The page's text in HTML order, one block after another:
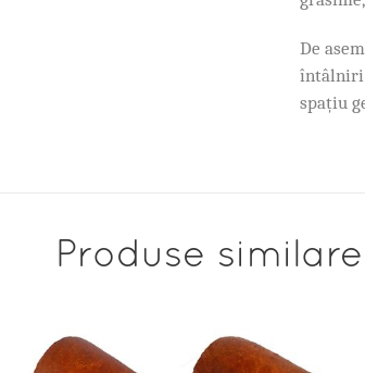
De
întâlniri
spațiu
Produse similare